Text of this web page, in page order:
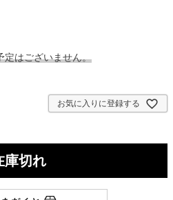
定はございません。
お気に入りに登録する
庫切れ